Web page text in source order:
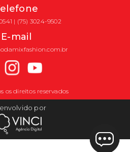
| (75) 3024-9502
E-mail
os direitos reservados
por